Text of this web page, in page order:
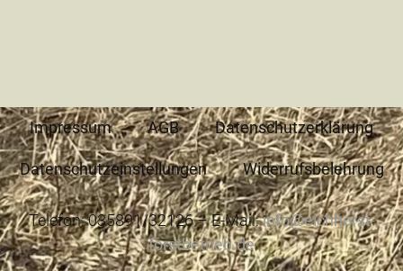
Impressum AGB Datenschutzerklärung
Datenschutzeinstellungen Widerrufsbelehrung
Telefon: 035891/32126 – E-Mail:info@eichhorst-
forstbetrieb.de